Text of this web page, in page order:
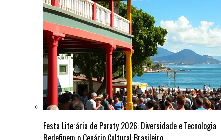
Festa Literária de Paraty 2026: Diversidade e Tecnologia
Redefinem o Cenário Cultural Brasileiro